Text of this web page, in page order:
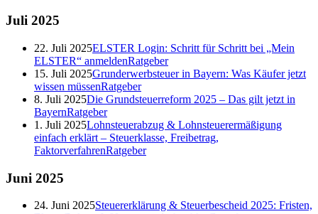
Juli 2025
22. Juli 2025ELSTER Login: Schritt für Schritt bei „Mein
ELSTER“ anmeldenRatgeber
15. Juli 2025Grunderwerbsteuer in Bayern: Was Käufer jetzt
wissen müssenRatgeber
8. Juli 2025Die Grundsteuerreform 2025 – Das gilt jetzt in
BayernRatgeber
1. Juli 2025Lohnsteuerabzug & Lohnsteuerermäßigung
einfach erklärt – Steuerklasse, Freibetrag,
FaktorverfahrenRatgeber
Juni 2025
24. Juni 2025Steuererklärung & Steuerbescheid 2025: Fristen,